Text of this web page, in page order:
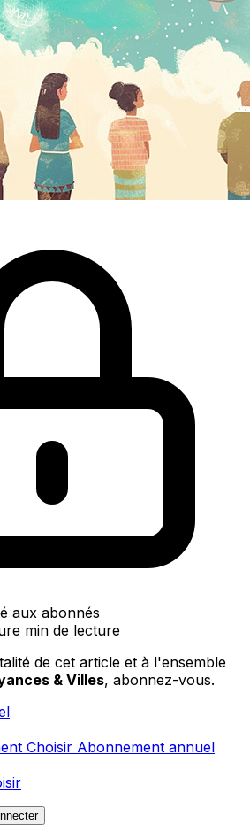
aux abonnés
min de lecture
de cet article et à l'ensemble
& Villes, abonnez-vous.
Choisir Abonnement annuel